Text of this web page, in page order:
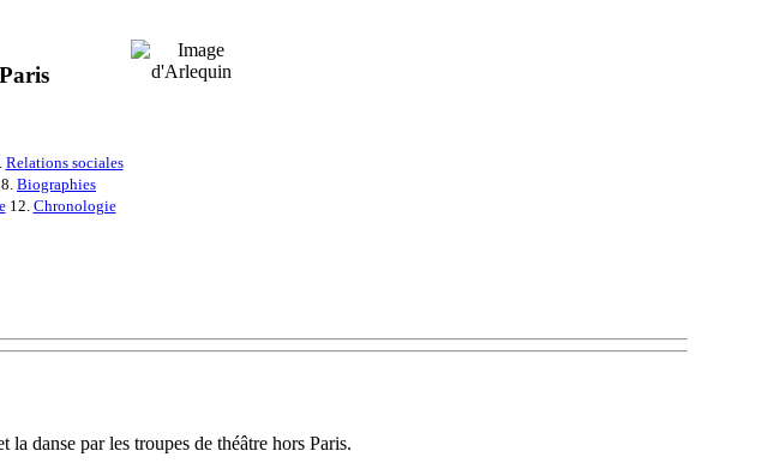
Relations sociales
8. Biographies
12. Chronologie
danse par les troupes de théâtre hors Paris.